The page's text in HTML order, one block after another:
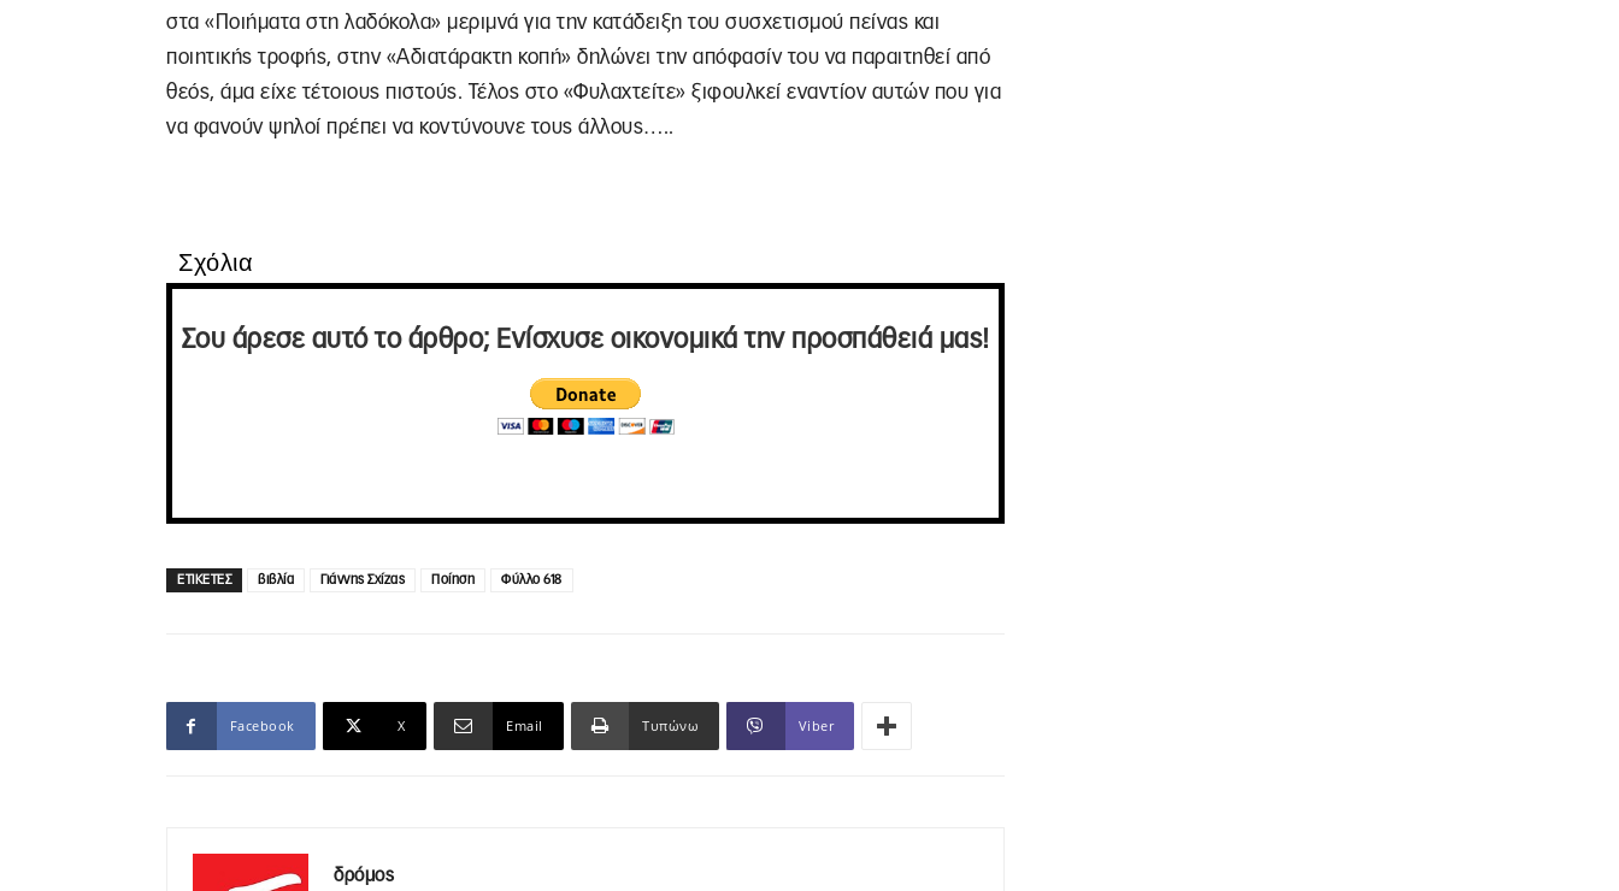
στα «Ποιήματα στη λαδόκολα» μεριμνά για την κατάδειξη του συσχετισμού πείνας και
ποιητικής τροφής, στην «Αδιατάρακτη κοπή» δηλώνει την απόφασίν του να παραιτηθεί από
θεός, άμα είχε τέτοιους πιστούς. Τέλος στο «Φυλαχτείτε» ξιφουλκεί εναντίον αυτών που για
να φανούν ψηλοί πρέπει να κοντύνουνε τους άλλους…..
Σχόλια
Σου άρεσε αυτό το άρθρο; Ενίσχυσε οικονομικά την προσπάθειά μας!
ΕΤΙΚΕΤΕΣ βιβλία Γιάννης Σχίζας Ποίηση Φύλλο 618
Facebook X Email Τυπώνω Viber
δρόμος